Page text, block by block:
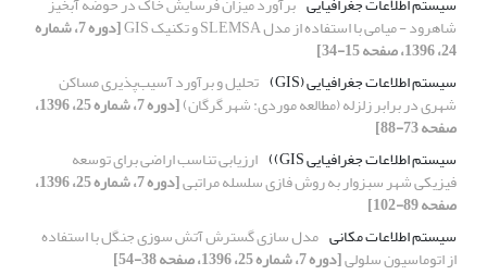
شاهرود - میامی با استفاده از مدل SLEMSA و تکنیک GIS [دوره 7، شماره
24، 1396، صفحه 15-34]
سیستم اطلاعات جغرافیایی (GIS)
تحلیل و برآورد آسیب‌پذیری مساکن
شهری در برابر زلزله (مطالعه موردی: شهر گرگان) [دوره 7، شماره 25، 1396،
صفحه 73-88]
سیستم اطلاعات جغرافیایی GIS))
ارزیابی تناسب اراضی برای توسعه
فیزیکی شهر سبزوار به روش فازی سلسله مراتبی [دوره 7، شماره 25، 1396،
صفحه 89-102]
سیستم اطلاعات مکانی مدل سازی گسترش آتش سوزی جنگل با استفاده
از اتوماسیون سلولی[دوره 7، شماره 25، 1396، صفحه 38-54]